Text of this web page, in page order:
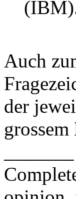
Auch
der